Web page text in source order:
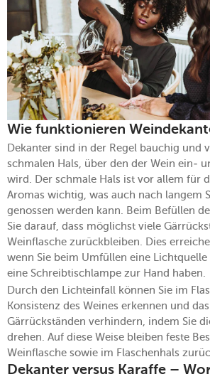
Wie funktionieren
Dekanter sind in der Regel bauchig und
schmalen Hals, über den der Wein ein-
wird. Der schmale Hals ist vor allem für
Aromas wichtig, was auch nach langem
genossen werden kann. Beim Befüllen
Sie darauf, dass möglichst viele
Weinflasche zurückbleiben. Dies
wenn Sie beim Umfüllen eine
eine Schreibtischlampe zur Hand haben.
Durch den Lichteinfall können Sie im
Konsistenz des Weines erkennen und
Gärrückständen verhindern, indem Sie
drehen. Auf diese Weise bleiben feste
Weinflasche sowie im Flaschenhals
Dekanter versus Karaffe –